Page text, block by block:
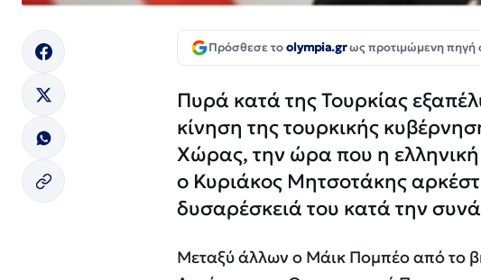
Πρόσθεσε τοolympia.grως προτιμώμενη πηγή
Πυρά κατά της Τουρκίας
κίνηση της τουρκικής
Χώρας, την ώρα που η
ο Κυριάκος Μητσοτάκης
δυσαρέσκειά του κατά την
Μεταξύ άλλων ο Μάικ Πομπέο από το